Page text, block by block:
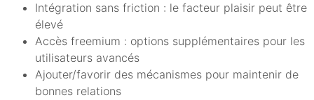
Intégration sans friction : le facteur plaisir peut être
élevé
Accès freemium : options supplémentaires pour les
utilisateurs avancés
Ajouter/favorir des mécanismes pour maintenir de
bonnes relations